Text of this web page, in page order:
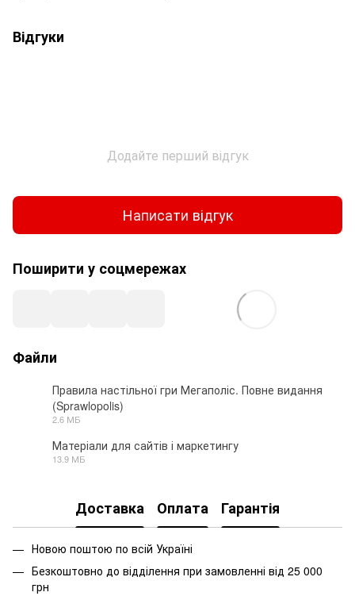
Відгуки
Додайте перший відгук
Написати відгук
Поширити у соцмережах
Файли
Правила настільної гри Мегаполіс. Повне видання
(Sprawlopolis)
2.6 МБ
Матеріали для сайтів і маркетингу
13.9 МБ
Доставка Оплата Гарантія
Новою поштою по всій Україні
Безкоштовно до відділення при замовленні від 25 000
грн